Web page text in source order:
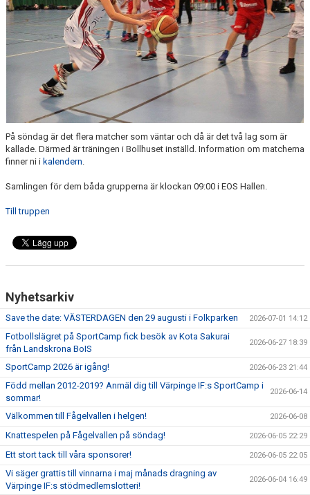
På söndag är det flera matcher som väntar och då är det två lag som är
kallade. Därmed är träningen i Bollhuset inställd. Information om matcherna
finner ni i kalendern
Samlingen för dem båda grupperna är klockan 09:00 i EOS Hallen.
Till truppen
Nyhetsarkiv
Save the date: VÄSTERDAGEN den 29 augusti i Folkparken 2026-07-01 14:12
Fotbollslägret på SportCamp fick besök av Kota Sakurai
från Landskrona BoIS
2026-06-27 18:39
SportCamp 2026 är igång! 2026-06-23 21:44
Född mellan 2012-2019? Anmäl dig till Värpinge IF:s SportCamp i
sommar!
2026-06-14
Välkommen till Fågelvallen i helgen! 2026-06-08
Knattespelen på Fågelvallen på söndag! 2026-06-05 22:29
Ett stort tack till våra sponsorer! 2026-06-05 22:05
Vi säger grattis till vinnarna i maj månads dragning av
Värpinge IF:s stödmedlemslotteri!
2026-06-04 16:49